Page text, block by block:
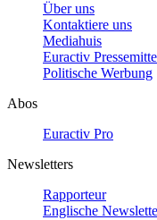
Über uns
Kontaktiere uns
Mediahuis
Euractiv
Politische Werbung
Abos
Euractiv Pro
Newsletters
Rapporteur
Englische